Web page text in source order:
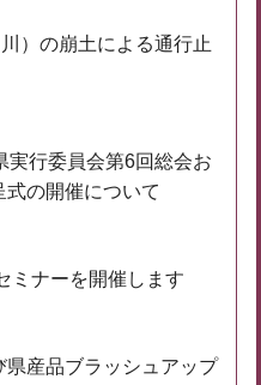
）の崩土による通行止
実行委員会第6回総会お
式の開催について
ミナーを開催します
産品ブラッシュアップ